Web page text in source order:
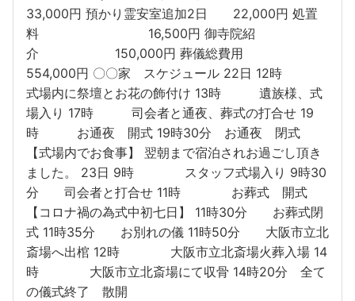
33,000円 預かり霊安室追加2日 22,000円 処置
料 16,500円 御寺院紹
介 150,000円 葬儀総費用
554,000円 〇〇家 スケジュール 22日 12時
式場内に祭壇とお花の飾付け 13時 遺族様、式
場入り 17時 司会者と通夜、葬式の打合せ 19
時 お通夜 開式 19時30分 お通夜 閉式
【式場内でお食事】 翌朝まで宿泊されお過ごし頂き
ました。 23日 9時 スタッフ式場入り 9時30
分 司会者と打合せ 11時 お葬式 開式
【コロナ禍の為式中初七日】 11時30分 お葬式閉
式 11時35分 お別れの儀 11時50分 大阪市立北
斎場へ出棺 12時 大阪市立北斎場火葬入場 14
時 大阪市立北斎場にて収骨 14時20分 全て
の儀式終了 散開